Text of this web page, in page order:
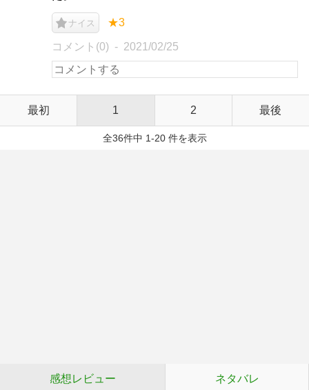
ナイス ★3
コメント(0) 2021/02/25
最初 1 2 最後
全36件中 1-20 件を表示
感想レビュー ネタバレ